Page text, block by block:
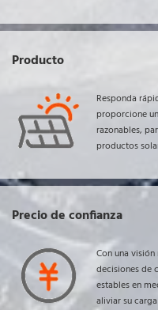
Producto
Responda
proporcione
razonables,
productos
Precio de confianza
Con una
decisiones de
estables en
aliviar su